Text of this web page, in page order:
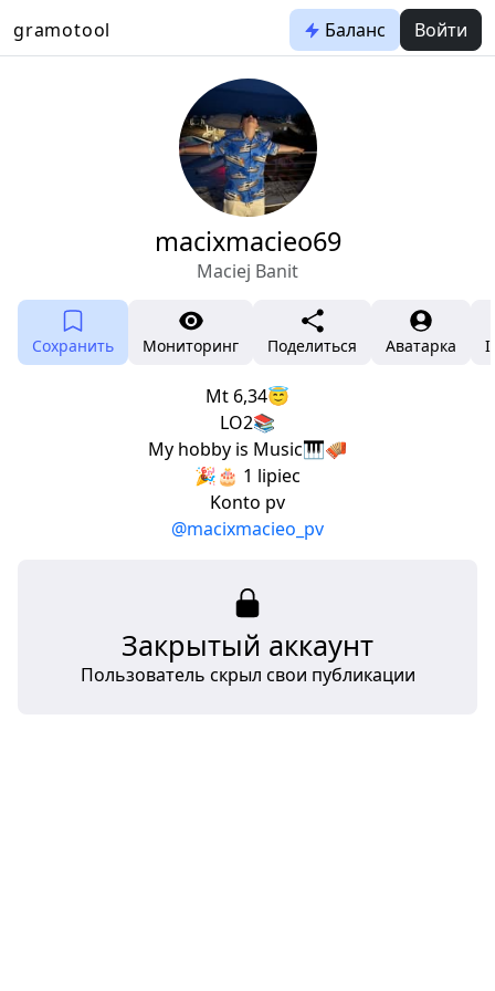
gramotool Баланс Войти
macixmacieo69
Maciej Banit
Сохранить Мониторинг Поделиться Аватарка
Mt 6,34😇
LO2📚
My hobby is Music🎹🪗
🎉🎂 1 lipiec
Konto pv
@macixmacieo_pv
Закрытый аккаунт
Пользователь скрыл свои публикации